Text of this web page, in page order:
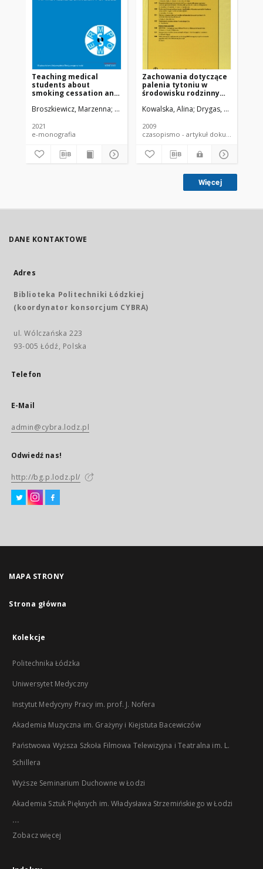
Teaching medical
students about
smoking cessation and
second-hand smoke in
experiences at the
Medical University of
Broszkiewicz, Marzenna Kaleta, Dorota Polańska, Kinga Drygas,
2021
e-monografia
Zachowania dotyczące
palenia tytoniu w
środowisku rodzinnym
"Rzuć palenie i wygraj"
Kowalska, Alina Drygas, Wojciech
2009
czasopismo - artykuł
Więcej
DANE KONTAKTOWE
Adres
Biblioteka Politechniki Łódzkiej
(koordynator konsorcjum CYBRA)
ul. Wólczańska 223
93-005 Łódź, Polska
Telefon
E-Mail
admin@cybra.lodz.pl
Odwiedź nas!
http://bg.p.lodz.pl/
MAPA STRONY
Strona główna
Kolekcje
Politechnika Łódzka
Uniwersytet Medyczny
Instytut Medycyny Pracy im. prof. J. Nofera
Akademia Muzyczna im. Grażyny i Kiejstuta Bacewiczów
Państwowa Wyższa Szkoła Filmowa Telewizyjna i Teatralna im. L.
Schillera
Wyższe Seminarium Duchowne w Łodzi
Akademia Sztuk Pięknych im. Władysława Strzemińskiego w Łodzi
...
Zobacz więcej